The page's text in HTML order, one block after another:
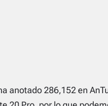
anotado 286,152 en